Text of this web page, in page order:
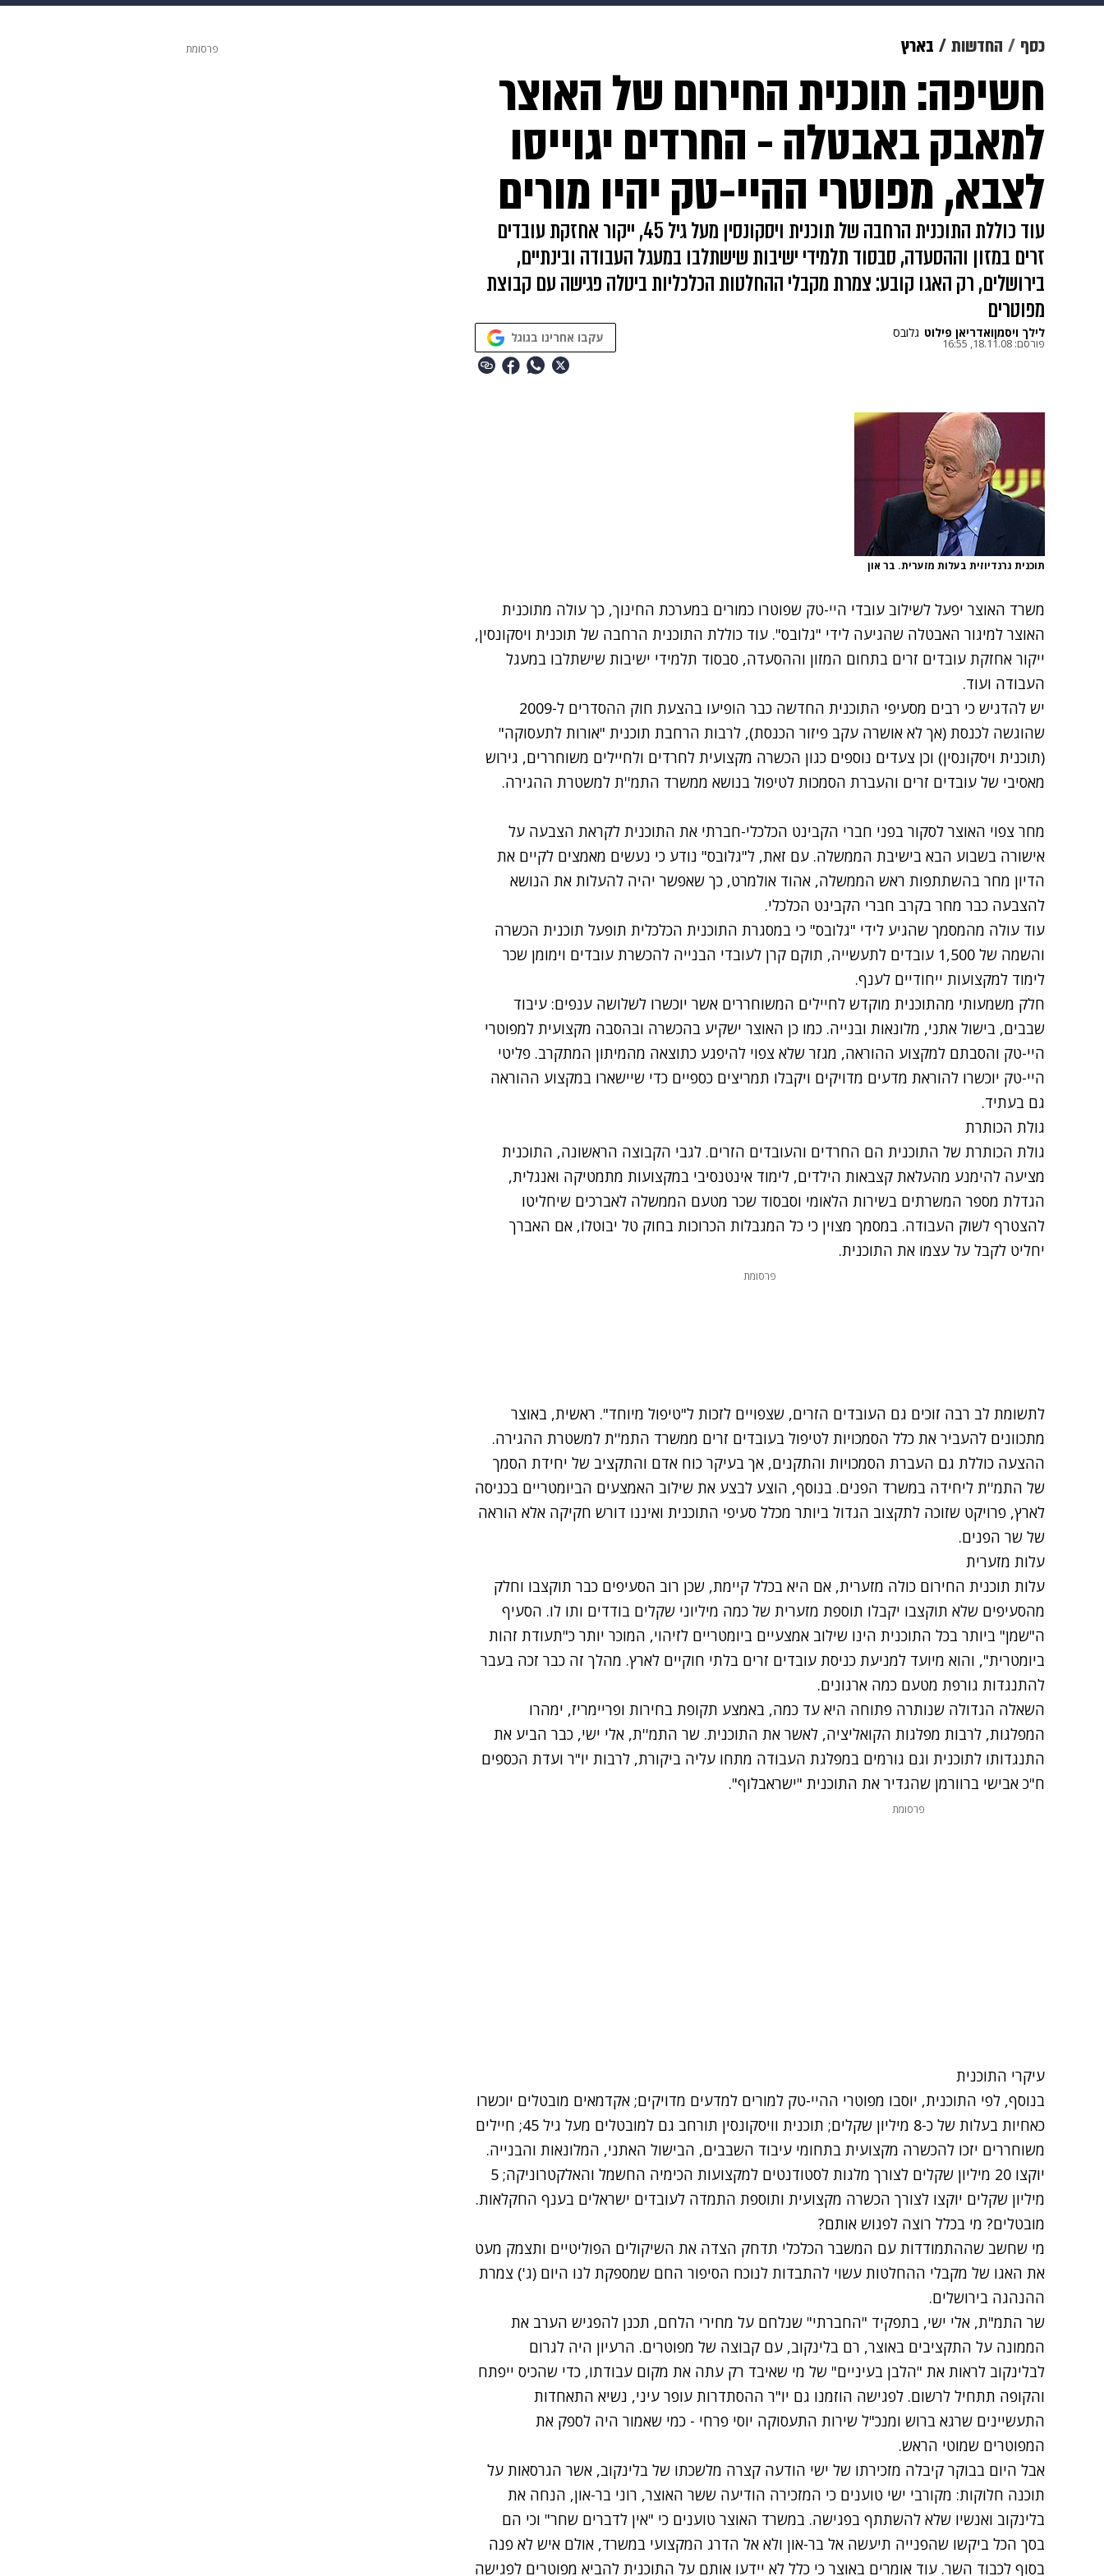
מוזיקה
דיגיטל גאווה ויוה תשעה חודשים מתכונים פרויקטים מיוחדים
כסף החדשות בארץ
חשיפה: תוכנית החירום של האוצר
למאבק באבטלה - החרדים יגוייסו
לצבא, מפוטרי ההיי-טק יהיו מורים
עוד כוללת התוכנית הרחבה של תוכנית ויסקונסין מעל גיל 45, ייקור אחזקת עובדים
זרים במזון וההסעדה, סבסוד תלמידי ישיבות שישתלבו במעגל העבודה ובינתיים,
בירושלים, רק האגו קובע: צמרת מקבלי ההחלטות הכלכליות ביטלה פגישה עם קבוצת
מפוטרים
לילך ויסמןואדריאן פילוט גלובס
פורסם: 18.11.08, 16:55 עקבו אחרינו בגוגל
תוכנית גרנדיוזית בעלות מזערית. בר און
משרד האוצר יפעל לשילוב עובדי היי-טק שפוטרו כמורים במערכת החינוך, כך עולה מתוכנית
האוצר למיגור האבטלה שהגיעה לידי "גלובס". עוד כוללת התוכנית הרחבה של תוכנית ויסקונסין,
ייקור אחזקת עובדים זרים בתחום המזון וההסעדה, סבסוד תלמידי ישיבות שישתלבו במעגל
העבודה ועוד.
יש להדגיש כי רבים מסעיפי התוכנית החדשה כבר הופיעו בהצעת חוק ההסדרים ל-2009
שהוגשה לכנסת (אך לא אושרה עקב פיזור הכנסת), לרבות הרחבת תוכנית "אורות לתעסוקה"
(תוכנית ויסקונסין) וכן צעדים נוספים כגון הכשרה מקצועית לחרדים ולחיילים משוחררים, גירוש
מאסיבי של עובדים זרים והעברת הסמכות לטיפול בנושא ממשרד התמ''ת למשטרת ההגירה.
מחר צפוי האוצר לסקור בפני חברי הקבינט הכלכלי-חברתי את התוכנית לקראת הצבעה על
אישורה בשבוע הבא בישיבת הממשלה. עם זאת, ל"גלובס" נודע כי נעשים מאמצים לקיים את
הדיון מחר בהשתתפות ראש הממשלה, אהוד אולמרט, כך שאפשר יהיה להעלות את הנושא
להצבעה כבר מחר בקרב חברי הקבינט הכלכלי.
עוד עולה מהמסמך שהגיע לידי "גלובס" כי במסגרת התוכנית הכלכלית תופעל תוכנית הכשרה
והשמה של 1,500 עובדים לתעשייה, תוקם קרן לעובדי הבנייה להכשרת עובדים וימומן שכר
לימוד למקצועות ייחודיים לענף.
חלק משמעותי מהתוכנית מוקדש לחיילים המשוחררים אשר יוכשרו לשלושה ענפים: עיבוד
שבבים, בישול אתני, מלונאות ובנייה. כמו כן האוצר ישקיע בהכשרה ובהסבה מקצועית למפוטרי
היי-טק והסבתם למקצוע ההוראה, מגזר שלא צפוי להיפגע כתוצאה מהמיתון המתקרב. פליטי
היי-טק יוכשרו להוראת מדעים מדויקים ויקבלו תמריצים כספיים כדי שיישארו במקצוע ההוראה
גם בעתיד.
גולת הכותרת
גולת הכותרת של התוכנית הם החרדים והעובדים הזרים. לגבי הקבוצה הראשונה, התוכנית
מציעה להימנע מהעלאת קצבאות הילדים, לימוד אינטנסיבי במקצועות מתמטיקה ואנגלית,
הגדלת מספר המשרתים בשירות הלאומי וסבסוד שכר מטעם הממשלה לאברכים שיחליטו
להצטרף לשוק העבודה. במסמך מצוין כי כל המגבלות הכרוכות בחוק טל יבוטלו, אם האברך
יחליט לקבל על עצמו את התוכנית.
פרסומת
לתשומת לב רבה זוכים גם העובדים הזרים, שצפויים לזכות ל"טיפול מיוחד". ראשית, באוצר
מתכוונים להעביר את כלל הסמכויות לטיפול בעובדים זרים ממשרד התמ''ת למשטרת ההגירה.
ההצעה כוללת גם העברת הסמכויות והתקנים, אך בעיקר כוח אדם והתקציב של יחידת הסמך
של התמ''ת ליחידה במשרד הפנים. בנוסף, הוצע לבצע את שילוב האמצעים הביומטריים בכניסה
לארץ, פרויקט שזוכה לתקצוב הגדול ביותר מכלל סעיפי התוכנית ואיננו דורש חקיקה אלא הוראה
של שר הפנים.
עלות מזערית
עלות תוכנית החירום כולה מזערית, אם היא בכלל קיימת, שכן רוב הסעיפים כבר תוקצבו וחלק
מהסעיפים שלא תוקצבו יקבלו תוספת מזערית של כמה מיליוני שקלים בודדים ותו לו. הסעיף
ה"שמן" ביותר בכל התוכנית הינו שילוב אמצעיים ביומטריים לזיהוי, המוכר יותר כ"תעודת זהות
ביומטרית", והוא מיועד למניעת כניסת עובדים זרים בלתי חוקיים לארץ. מהלך זה כבר זכה בעבר
להתנגדות גורפת מטעם כמה ארגונים.
השאלה הגדולה שנותרה פתוחה היא עד כמה, באמצע תקופת בחירות ופריימריז, ימהרו
המפלגות, לרבות מפלגות הקואליציה, לאשר את התוכנית. שר התמ''ת, אלי ישי, כבר הביע את
התנגדותו לתוכנית וגם גורמים במפלגת העבודה מתחו עליה ביקורת, לרבות יו"ר ועדת הכספים
ח"כ אבישי ברוורמן שהגדיר את התוכנית "ישראבלוף".
פרסומת
עיקרי התוכנית
בנוסף, לפי התוכנית, יוסבו מפוטרי ההיי-טק למורים למדעים מדויקים; אקדמאים מובטלים יוכשרו
כאחיות בעלות של כ-8 מיליון שקלים; תוכנית וויסקונסין תורחב גם למובטלים מעל גיל 45; חיילים
משוחררים יזכו להכשרה מקצועית בתחומי עיבוד השבבים, הבישול האתני, המלונאות והבנייה.
יוקצו 20 מיליון שקלים לצורך מלגות לסטודנטים למקצועות הכימיה החשמל והאלקטרוניקה; 5
מיליון שקלים יוקצו לצורך הכשרה מקצועית ותוספת התמדה לעובדים ישראלים בענף החקלאות.
מובטלים? מי בכלל רוצה לפגוש אותם?
מי שחשב שההתמודדות עם המשבר הכלכלי תדחק הצדה את השיקולים הפוליטיים ותצמק מעט
את האגו של מקבלי ההחלטות עשוי להתבדות לנוכח הסיפור החם שמספקת לנו היום (ג') צמרת
ההנהגה בירושלים.
שר התמ"ת, אלי ישי, בתפקיד "החברתי" שנלחם על מחירי הלחם, תכנן להפגיש הערב את
הממונה על התקציבים באוצר, רם בלינקוב, עם קבוצה של מפוטרים. הרעיון היה לגרום
לבלינקוב לראות את "הלבן בעיניים" של מי שאיבד רק עתה את מקום עבודתו, כדי שהכיס ייפתח
והקופה תתחיל לרשום. לפגישה הוזמנו גם יו"ר ההסתדרות עופר עיני, נשיא התאחדות
התעשיינים שרגא ברוש ומנכ"ל שירות התעסוקה יוסי פרחי - כמי שאמור היה לספק את
המפוטרים שמוטי הראש.
אבל היום בבוקר קיבלה מזכירתו של ישי הודעה קצרה מלשכתו של בלינקוב, אשר הגרסאות על
תוכנה חלוקות: מקורבי ישי טוענים כי המזכירה הודיעה ששר האוצר, רוני בר-און, הנחה את
בלינקוב ואנשיו שלא להשתתף בפגישה. במשרד האוצר טוענים כי "אין לדברים שחר" וכי הם
בסך הכל ביקשו שהפנייה תיעשה אל בר-און ולא אל הדרג המקצועי במשרד, אולם איש לא פנה
בסוף לכבוד השר. עוד אומרים באוצר כי כלל לא יידעו אותם על התוכנית להביא מפוטרים לפגישה
פרסומת